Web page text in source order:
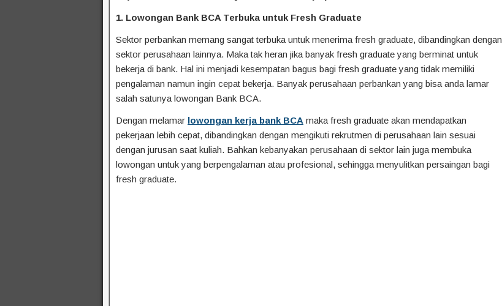
1. Lowongan Bank BCA Terbuka untuk Fresh Graduate
Sektor perbankan memang sangat terbuka untuk menerima fresh graduate, dibandingkan dengan
sektor perusahaan lainnya. Maka tak heran jika banyak fresh graduate yang berminat untuk
bekerja di bank. Hal ini menjadi kesempatan bagus bagi fresh graduate yang tidak memiliki
pengalaman namun ingin cepat bekerja. Banyak perusahaan perbankan yang bisa anda lamar
salah satunya lowongan Bank BCA.
Dengan melamar lowongan kerja bank BCA maka fresh graduate akan mendapatkan
pekerjaan lebih cepat, dibandingkan dengan mengikuti rekrutmen di perusahaan lain sesuai
dengan jurusan saat kuliah. Bahkan kebanyakan perusahaan di sektor lain juga membuka
lowongan untuk yang berpengalaman atau profesional, sehingga menyulitkan persaingan bagi
fresh graduate.